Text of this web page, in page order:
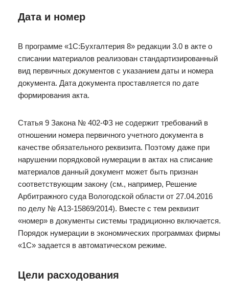
Дата и номер
В программе «1С:Бухгалтерия 8» редакции 3.0 в акте о
списании материалов реализован стандартизированный
вид первичных документов с указанием даты и номера
документа. Дата документа проставляется по дате
формирования акта.
Статья 9 Закона № 402-ФЗ не содержит требований в
отношении номера первичного учетного документа в
качестве обязательного реквизита. Поэтому даже при
нарушении порядковой нумерации в актах на списание
материалов данный документ может быть признан
соответствующим закону (см., например, Решение
Арбитражного суда Вологодской области от 27.04.2016
по делу № А13-15869/2014). Вместе с тем реквизит
«номер» в документы системы традиционно включается.
Порядок нумерации в экономических программах фирмы
«1С» задается в автоматическом режиме.
Цели расходования